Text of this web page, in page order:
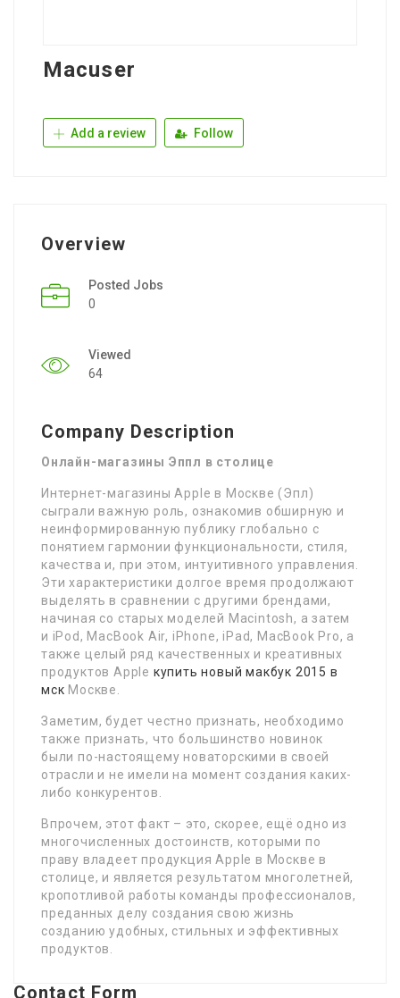
Macuser
Add a review Follow
Overview
Posted Jobs
0
Viewed
64
Company Description
Онлайн-магазины Эппл в столице
Интернет-магазины Apple в Москве (Эпл)
сыграли важную роль, ознакомив обширную и
неинформированную публику глобально с
понятием гармонии функциональности, стиля,
качества и, при этом, интуитивного управления.
Эти характеристики долгое время продолжают
выделять в сравнении с другими брендами,
начиная со старых моделей Macintosh, а затем
и iPod, MacBook Air, iPhone, iPad, MacBook Pro, а
также целый ряд качественных и креативных
продуктов Apple купить новый макбук 2015 в
мск Москве.
Заметим, будет честно признать, необходимо
также признать, что большинство новинок
были по-настоящему новаторскими в своей
отрасли и не имели на момент создания каких-
либо конкурентов.
Впрочем, этот факт – это, скорее, ещё одно из
многочисленных достоинств, которыми по
праву владеет продукция Apple в Москве в
столице, и является результатом многолетней,
кропотливой работы команды профессионалов,
преданных делу создания свою жизнь
созданию удобных, стильных и эффективных
продуктов.
Contact Form